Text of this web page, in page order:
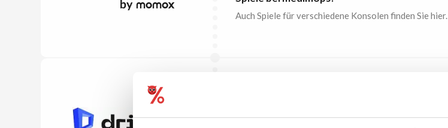
Auch Spiele für verschiedene Konsolen finden Sie hier.
Bestseller bei Driffle!